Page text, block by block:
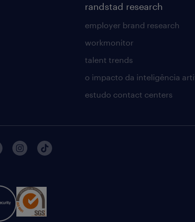
randstad research
employer brand research
workmonitor
talent trends
o impacto da inteligência
estudo contact centers